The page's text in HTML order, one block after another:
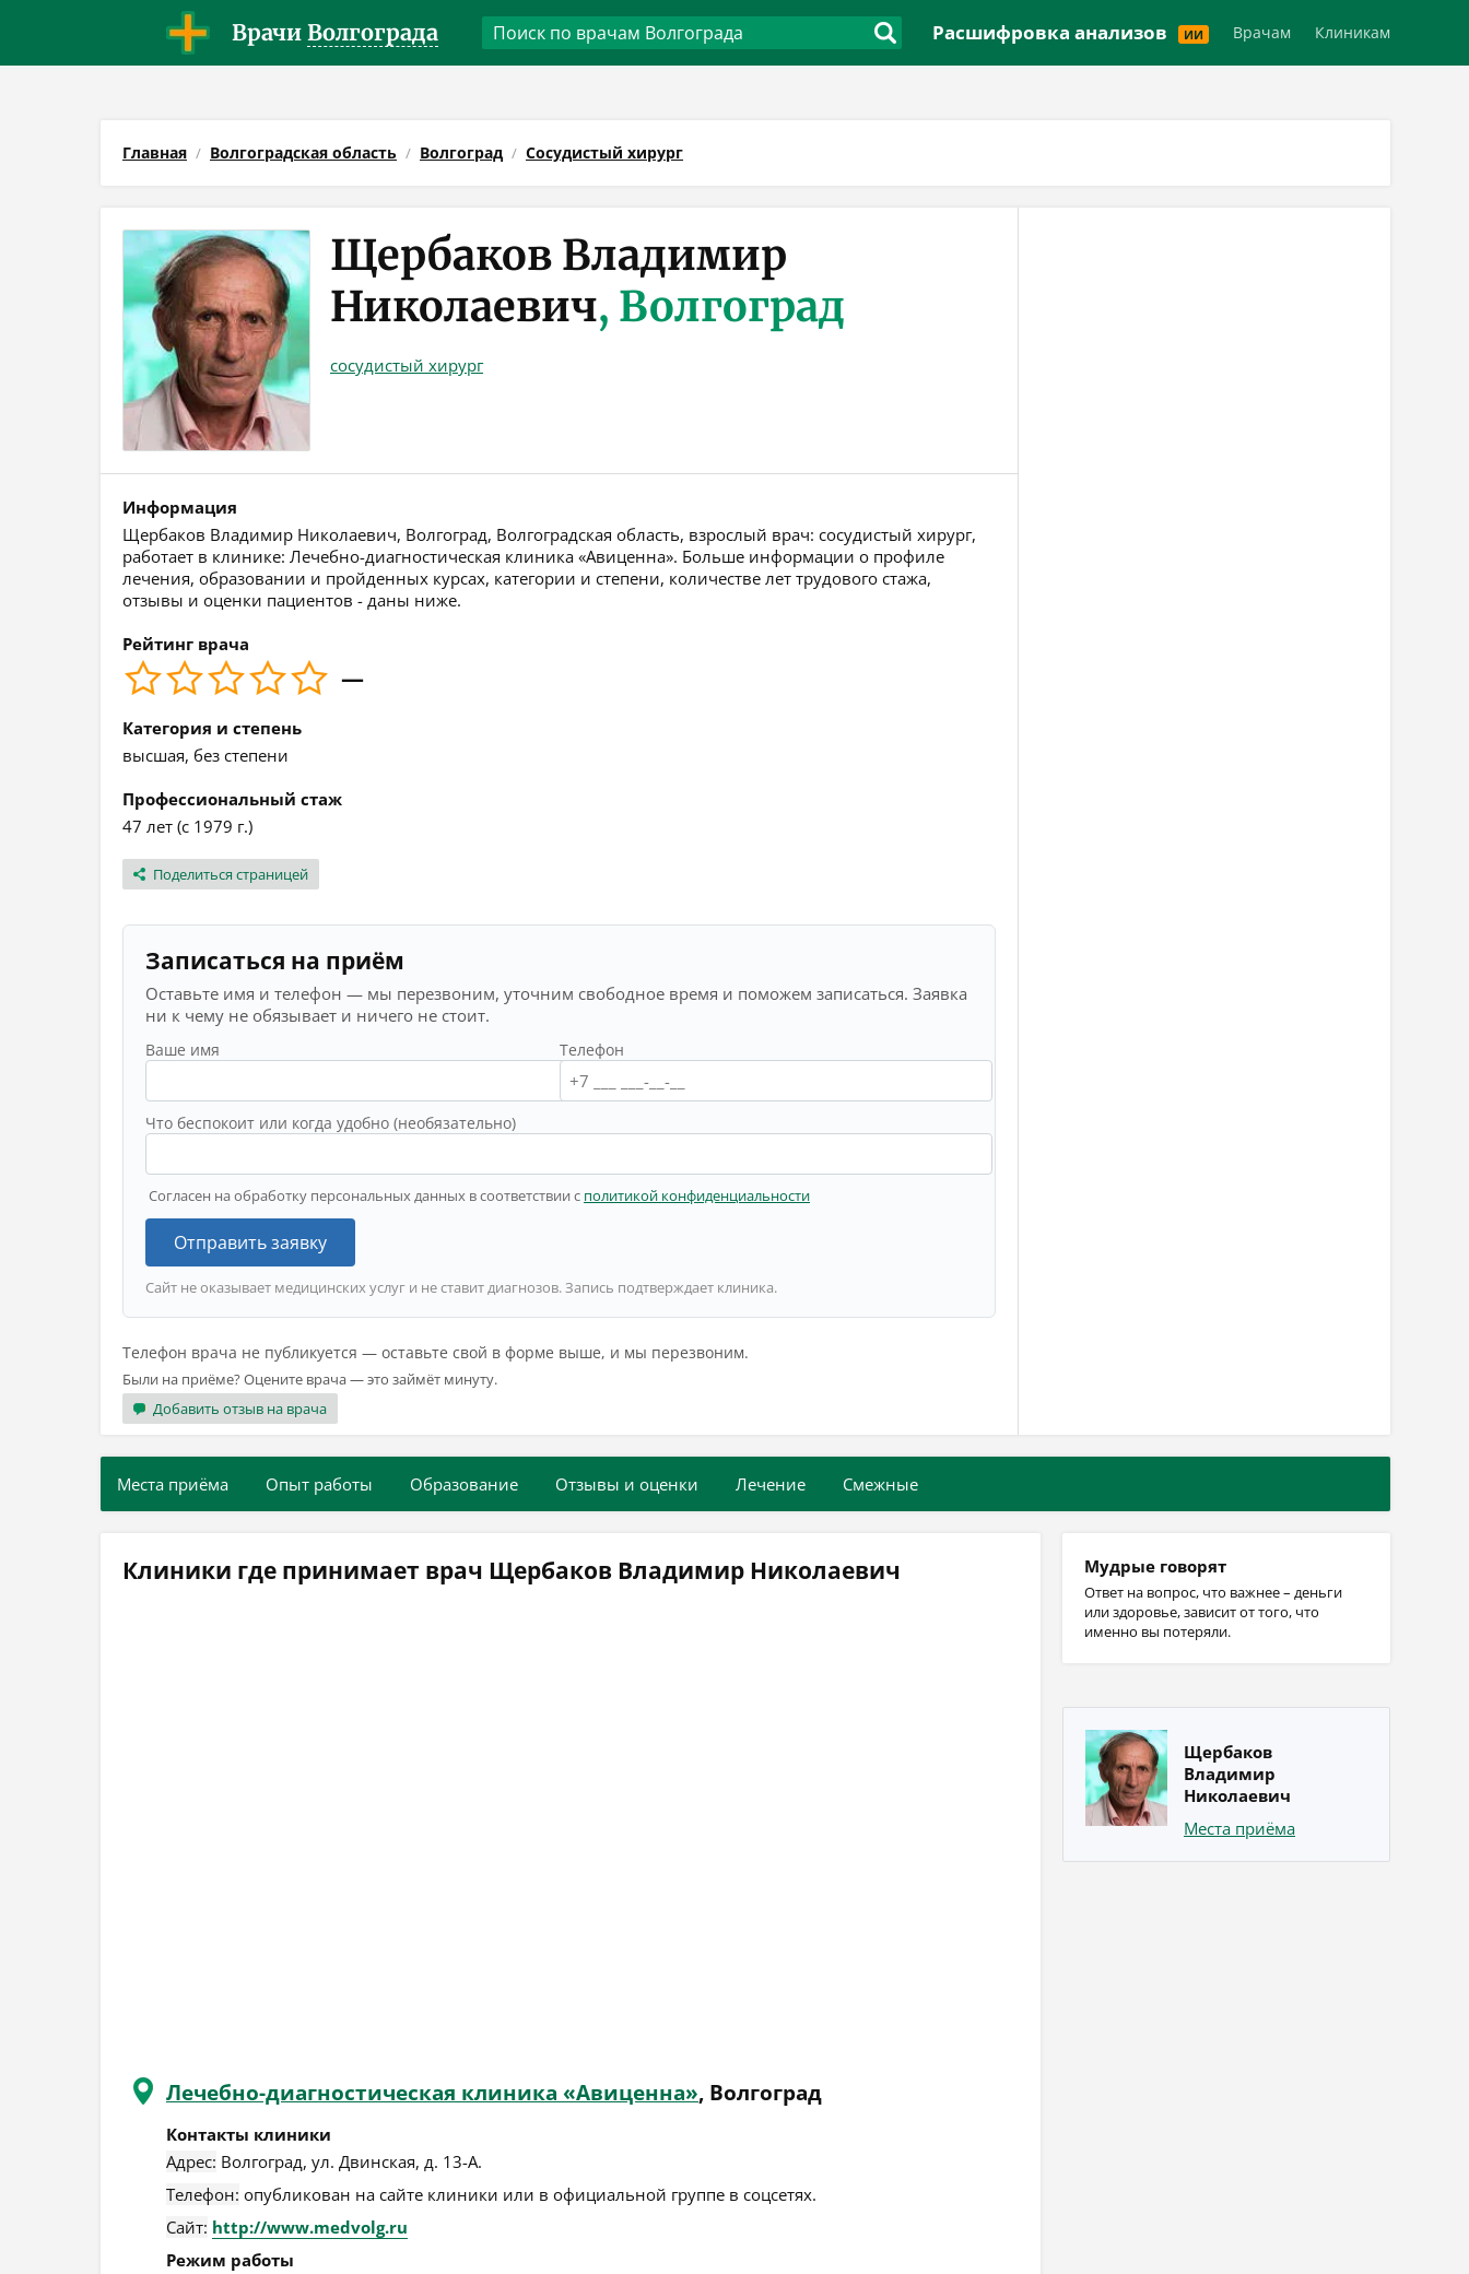
Врачи Волгограда Расшифровка анализов ИИ Врачам Клиникам
Главная Волгоградская область Волгоград Сосудистый хирург
Щербаков Владимир
Николаевич, Волгоград
сосудистый хирург
Информация
Щербаков Владимир Николаевич, Волгоград, Волгоградская область, взрослый врач: сосудистый хирург,
работает в клинике: Лечебно-диагностическая клиника «Авиценна». Больше информации о профиле
лечения, образовании и пройденных курсах, категории и степени, количестве лет трудового стажа,
отзывы и оценки пациентов - даны ниже.
Рейтинг врача
—
Категория и степень
высшая, без степени
Профессиональный стаж
47 лет (с 1979 г.)
Поделиться страницей
Записаться на приём
Оставьте имя и телефон — мы перезвоним, уточним свободное время и поможем записаться. Заявка
ни к чему не обязывает и ничего не стоит.
Ваше имя Телефон
Что беспокоит или когда удобно (необязательно)
Согласен на обработку персональных данных в соответствии с политикой конфиденциальности
Отправить заявку
Сайт не оказывает медицинских услуг и не ставит диагнозов. Запись подтверждает клиника.
Телефон врача не публикуется — оставьте свой в форме выше, и мы перезвоним.
Были на приёме? Оцените врача — это займёт минуту.
Добавить отзыв на врача
Места приёма Опыт работы Образование Отзывы и оценки Лечение Смежные
Клиники где принимает врач Щербаков Владимир Николаевич
Лечебно-диагностическая клиника «Авиценна», Волгоград
Контакты клиники
Адрес: Волгоград, ул. Двинская, д. 13-А.
Телефон: опубликован на сайте клиники или в официальной группе в соцсетях.
Сайт: http://www.medvolg.ru
Режим работы
Мудрые говорят
Ответ на вопрос, что важнее – деньги
или здоровье, зависит от того, что
именно вы потеряли.
Щербаков
Владимир
Николаевич
Места приёма